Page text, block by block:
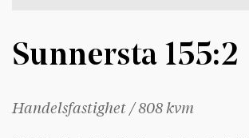
Sunnersta 155:2
Handelsfastighet / 808 kvm